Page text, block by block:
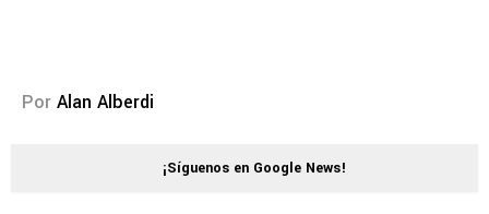
Por Alan Alberdi
¡Síguenos en Google News!